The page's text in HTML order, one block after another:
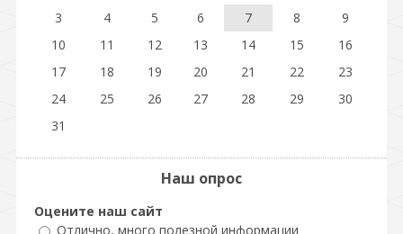
3
4 5 6 7 8
9
10
11 12 13 14 15
16
17
18 19 20 21 22
23
24
25 26 27 28 29
30
31
Наш опрос
Оцените наш сайт
Отлично, много полезной информации